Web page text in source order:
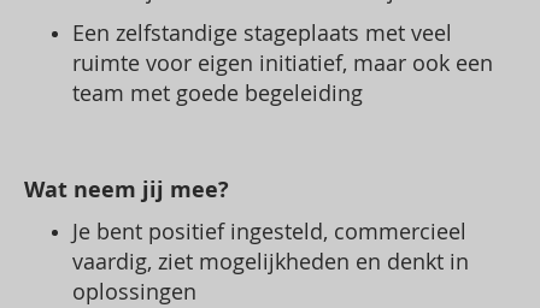
Een zelfstandige stageplaats met veel
ruimte voor eigen initiatief, maar ook een
team met goede begeleiding
Wat neem jij mee?
Je bent positief ingesteld, commercieel
vaardig, ziet mogelijkheden en denkt in
oplossingen